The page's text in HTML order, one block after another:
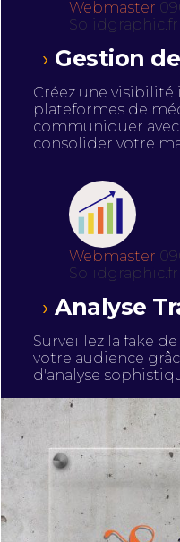
Webmaster
Solidgraphic.fr
Gestion
Créez une visibilité
plateformes de
communiquer
consolider votre
Webmaster
Solidgraphic.fr
Analyse
Surveillez la fake
votre audience
d'analyse